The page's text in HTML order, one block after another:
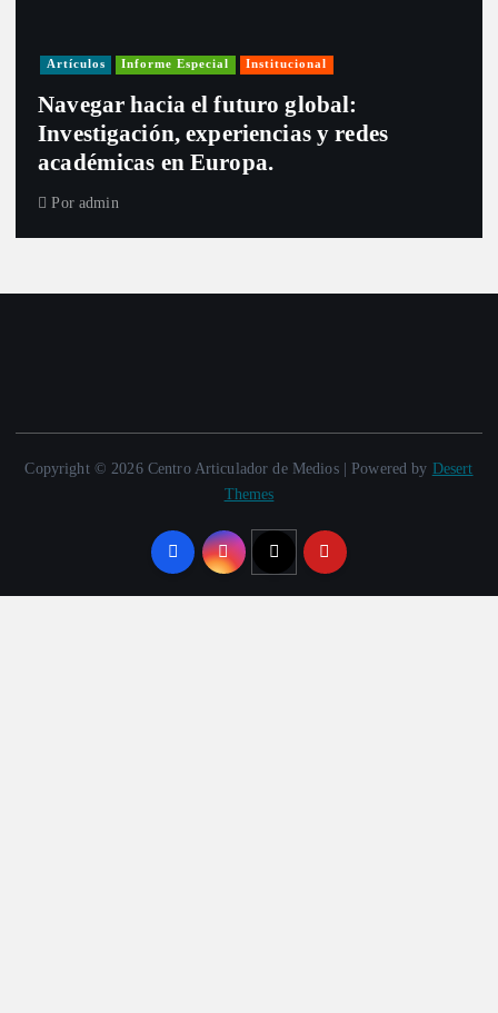
Artículos Informe Especial Institucional
Navegar hacia el futuro global:
Investigación, experiencias y redes
académicas en Europa.
Por admin
Copyright © 2026 Centro Articulador de Medios | Powered by Desert
Themes